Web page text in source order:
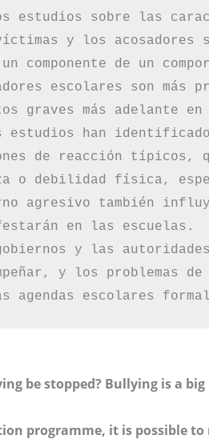
estudios sobre las
y los acosadores
un componente de un
escolares son más
graves más adelante
estudios han
de reacción típicos,
o debilidad física,
agresivo también
en las escuelas.
y las
y los problemas
agendas escolares
be stopped? Bullying is a
programme, it is possible